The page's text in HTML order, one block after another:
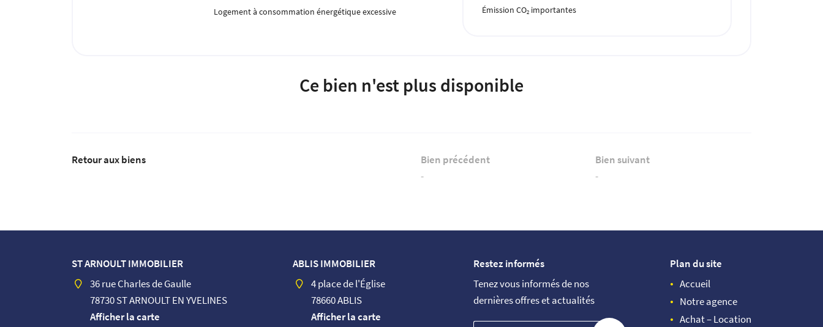
Logement à consommation énergétique excessive Émission CO2 importantes
Ce bien n'est plus disponible
Retour aux biens
Bien précédent
-
Bien suivant
-
ST ARNOULT IMMOBILIER
36 rue Charles de Gaulle
78730 ST ARNOULT EN YVELINES
Afficher la carte
ABLIS IMMOBILIER
4 place de l'Église
78660 ABLIS
Afficher la carte
Restez informés
Tenez vous informés de nos
dernières offres et actualités
Plan du site
Accueil
Notre agence
Achat – Location